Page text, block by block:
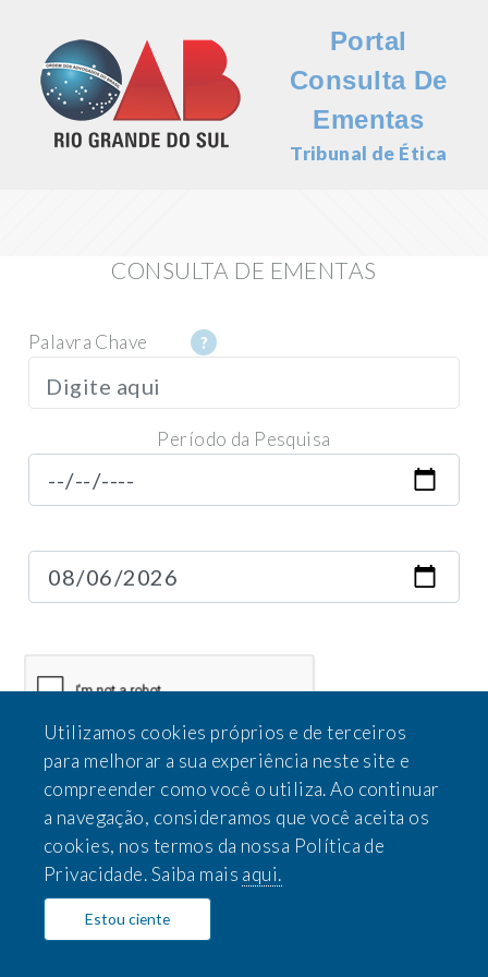
Portal
Consulta De
Ementas
Tribunal de Ética
CONSULTA DE EMENTAS
Palavra Chave
Período da Pesquisa
©Copyright2026Ordem dos Advogados do Brasil Seccional RS |
Utilizamos cookies próprios e de terceiros
para melhorar a sua experiência neste site e
compreender como você o utiliza. Ao continuar
a navegação, consideramos que você aceita os
cookies, nos termos da nossa Política de
Privacidade. Saiba mais aqui.
Estou ciente